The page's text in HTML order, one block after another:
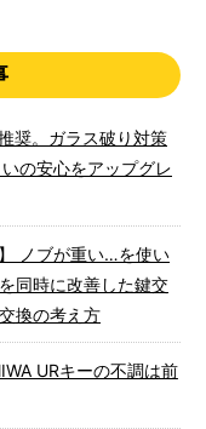
奨。ガラス破り対策
の安心をアップグレ
ノブが重い…を使い
同時に改善した鍵交
換の考え方
URキーの不調は前